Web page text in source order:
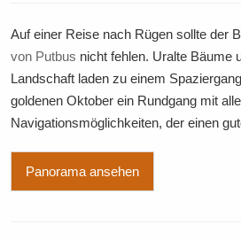
Auf einer Reise nach Rügen sollte der
von Putbus nicht fehlen. Uralte Bäume
Landschaft laden zu einem
goldenen Oktober ein Rundgang mit
Navigationsmöglichkeiten, der einen
Panorama ansehen